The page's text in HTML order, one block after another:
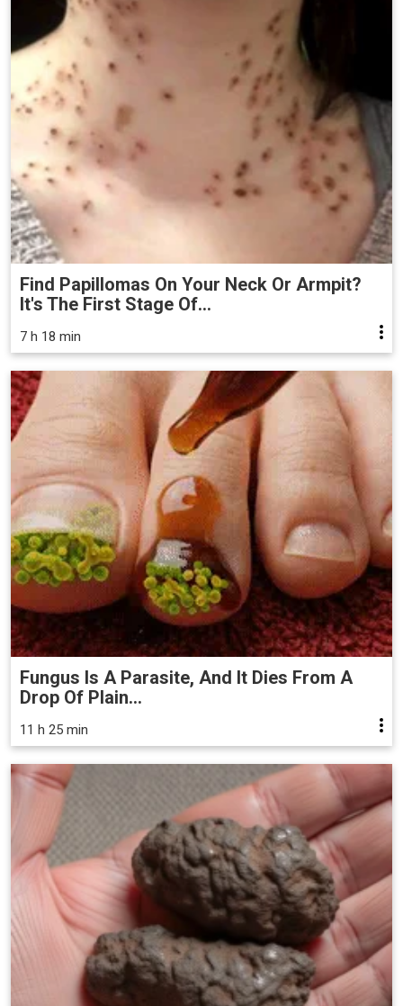
Find Papillomas On Your Neck Or Armpit?
It's The First Stage Of...
7 h 18 min
Fungus Is A Parasite, And It Dies From A
Drop Of Plain...
11 h 25 min